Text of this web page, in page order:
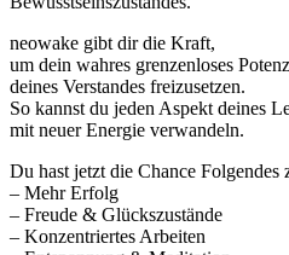
neowake gibt dir die Kraft,
um dein wahres grenzenloses
deines Verstandes freizusetzen.
So kannst du jeden Aspekt deines
mit neuer Energie verwandeln.
Du hast jetzt die Chance Folgendes
– Mehr Erfolg
– Freude & Glückszustände
– Konzentriertes Arbeiten